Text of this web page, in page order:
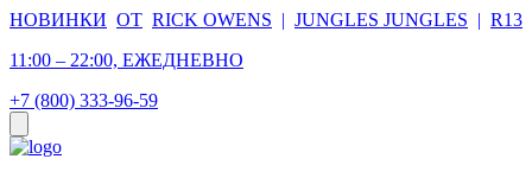
НОВИНКИ ОТ RICK OWENS | JUNGLES JUNGLES | R13
11:00 – 22:00, ЕЖЕДНЕВНО
+7 (800) 333-96-59